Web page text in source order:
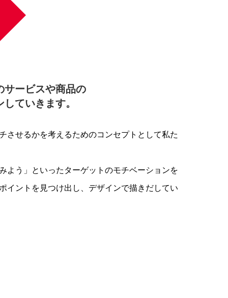
サービスや商品の
ていきます。
させるかを考えるためのコンセプトとして私た
よう」といったターゲットのモチベーションを
イントを見つけ出し、デザインで描きだしてい